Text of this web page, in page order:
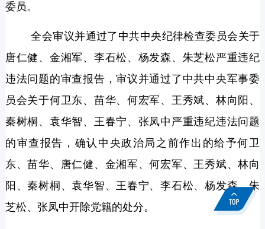
委员。
全会审议并通过了中共中央纪律检查委员会关于
唐仁健、金湘军、李石松、杨发森、朱芝松严重违纪
违法问题的审查报告，审议并通过了中共中央军事委
员会关于何卫东、苗华、何宏军、王秀斌、林向阳、
秦树桐、袁华智、王春宁、张凤中严重违纪违法问题
的审查报告，确认中央政治局之前作出的给予何卫
东、苗华、唐仁健、金湘军、何宏军、王秀斌、林向
阳、秦树桐、袁华智、王春宁、李石松、杨发森、朱
芝松、张凤中开除党籍的处分。